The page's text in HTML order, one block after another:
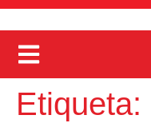
Etiqueta: